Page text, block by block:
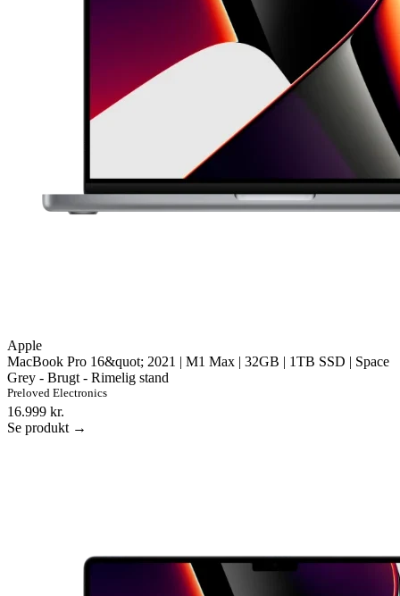
Apple
MacBook Pro 16&quot; 2021 | M1 Max | 32GB | 1TB SSD | Space
Grey - Brugt - Rimelig stand
Preloved Electronics
16.999 kr.
Se produkt →